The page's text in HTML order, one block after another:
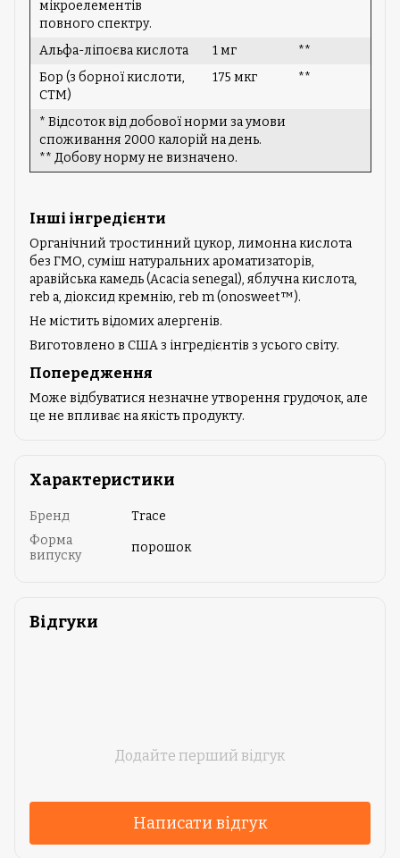
мікроелементів
повного спектру.
Альфа-ліпоєва кислота
1 мг
**
Бор (з борної кислоти,
CTM)
175 мкг **
* Відсоток від добової норми за умови
споживання 2000 калорій на день.
** Добову норму не визначено.
Інші інгредієнти
Органічний тростинний цукор, лимонна кислота
без ГМО, суміш натуральних ароматизаторів,
аравійська камедь (Acacia senegal), яблучна кислота,
reb a, діоксид кремнію, reb m (onosweet™).
Не містить відомих алергенів.
Виготовлено в США з інгредієнтів з усього світу.
Попередження
Може відбуватися незначне утворення грудочок, але
це не впливає на якість продукту.
Характеристики
Бренд
Trace
Форма
випуску
порошок
Відгуки
Додайте перший відгук
Написати відгук